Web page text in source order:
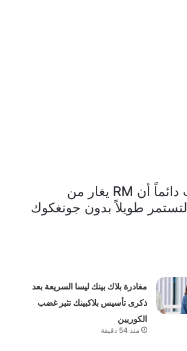
2. ربما قيل ذلك على سبيل المزاح، لكنني شعرت دائماً أن RM يغار من
جونغكوك لأنه أكثر شعبية. بصراحة، لم تكن BTS لتستمر طويلاً بدون جونغكوك
مغادرة بلاك بينك ليسا السريعة بعد
ذكرى تأسيس بلاكبينك تثير غضب
الكوريين
منذ 54 دقيقة